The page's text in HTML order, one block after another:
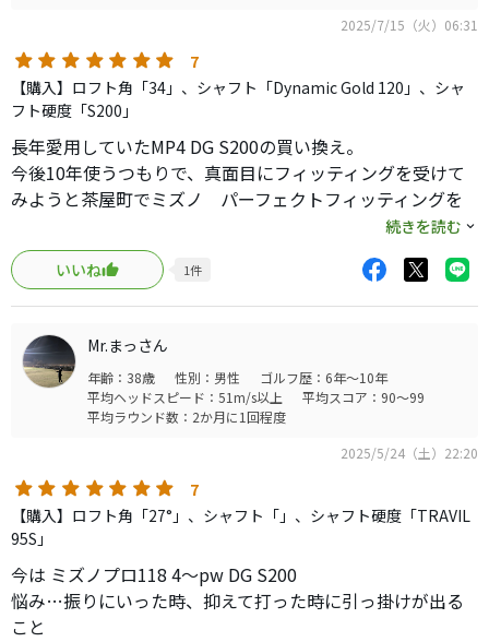
○以前使用のアイアン（AF307/7番/32°）と大きく飛距離は
変わらない。
※飛距離7番150ヤード前後
唯一難しいと思ったのは顔が小ぶりなため、その点だけと
なります。
ただ、私の場合はアイアン（5番から）でグリーンを狙いた
いので、このS-3アイアンは凄く良いと感じております。
また、購入の際に注意が必要なことは、シャフト選びが重
小顔であるため、一定は芯で捉える技術が必要となります
ので、シャフト選びは慎重になった方が良い思います。
私の場合はプロジェクトX5.5が以前から良いため、S-3と合
わせても問題なかったです。
最近のアイアンにしては7番34°とかなりロフト角がありま
すが、グリーンで止まると思いますので、長くともに出来
るアイアンに巡り会えて、良い買い物が出来たと思っており
2025/7/15（火）06:31
7
【購入】ロフト角「34」、シャフト「Dynamic Gold 120」、シャ
フト硬度「S200」
長年愛用していたMP4 DG S200の買い換え。
今後10年使うつもりで、真面目にフィッティングを受けて
みようと茶屋町でミズノ パーフェクトフィッティングを
推奨はJPXあたりに落ち着くんだろうなって思ってました
が、まさかのS-3。シャフトチョイスもハードより。悩んだ
あげく、今後の体力の劣化考え標準シャフトに落ち着きま
した。
せっかくなんで色々カスタムしてやろうかと思いました
が、いいお値段×本数なんでやめました。
しかし、このクラブの打感はたまらんですね。多少背伸び
だけど、さらに透き通った感じ、若干硬い音に思うのは個
人差かなぁ。
ロフトは同じはずなんだけど、10ヤード程伸びてる？シャ
フトの影響かも。
試打室で打ったボールが新しく出るミズノプロだったんだ
けど、これなかなか優秀かも。
続きを読む
いいね
1件
Mr.まっさん
年齢：38歳 性別：男性
ゴルフ歴：6年～10年
平均ヘッドスピード：51m/s以上
平均スコア：90～99
平均ラウンド数：2か月に1回程度
2025/5/24（土）22:20
7
【購入】ロフト角「27°」、シャフト「」、シャフト硬度「TRAVIL
95S」
今は ミズノプロ118 4〜pw DG S200
悩み…振りにいった時、抑えて打った時に引っ掛けが出る
こと